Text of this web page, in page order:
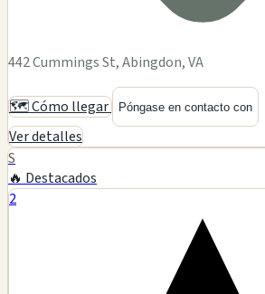
442 Cummings St, Abingdon, VA
🗺️ Cómo llegar Póngase en contacto con
Ver detalles
S
🔥 Destacados
2